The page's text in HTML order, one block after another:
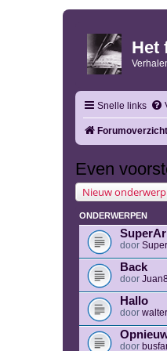
Het
Snelle links
Forumoverzicht
Even
Nieuw onderwerp
ONDERWERPEN
door
Back
door
Hallo
door
door